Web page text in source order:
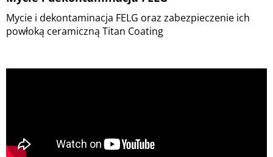
Mycie i dekontaminacja FELG oraz zabezpieczenie ich
powłoką ceramiczną Titan Coating